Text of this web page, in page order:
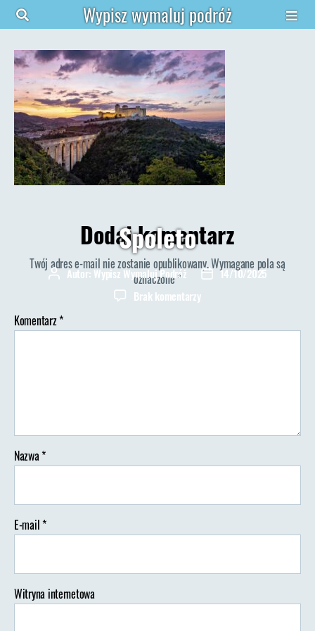
Wypisz wymaluj podróż
Spoleto
AutorAutor:Wypisz Wymaluj Podróż
Data14/10/2025
Brak komentarzydo
Dodaj komentarz
Twój adres e-mail nie zostanie opublikowany.Wymagane pola są
oznaczone*
Komentarz*
Nazwa*
E-mail*
Witryna internetowa